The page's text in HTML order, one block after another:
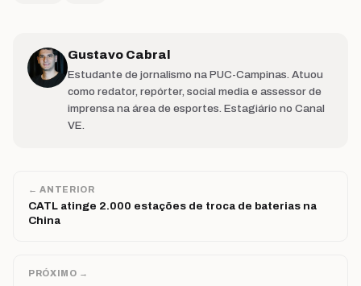
Gustavo Cabral
Estudante de jornalismo na PUC-Campinas. Atuou
como redator, repórter, social media e assessor de
imprensa na área de esportes. Estagiário no Canal
VE.
← ANTERIOR
CATL atinge 2.000 estações de troca de baterias na
China
PRÓXIMO →